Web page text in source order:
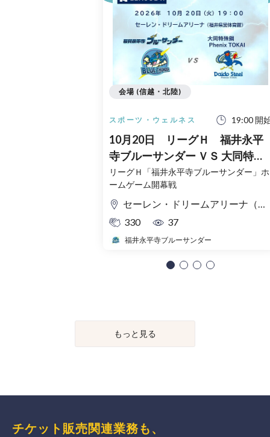
スポーツ・ウェルネス 19:00 開
10月20日 リーグＨ 福井永平
寺ブルーサンダー ＶＳ 大同特殊
鋼 Phenix TOKAI
リーグＨ「福井永平寺ブルーサンダー」ホ
ームゲーム開幕戦
セーレン・ドリームアリーナ（福井県営体育館）
330
37
福井永平寺ブルーサンダー
会場 (信越・北陸)
もっと見る
チケット販売関連業務も、